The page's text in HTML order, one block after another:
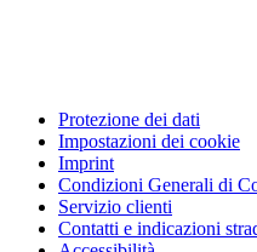
Protezione dei dati
Impostazioni dei cookie
Imprint
Condizioni Generali di
Servizio clienti
Contatti e indicazioni